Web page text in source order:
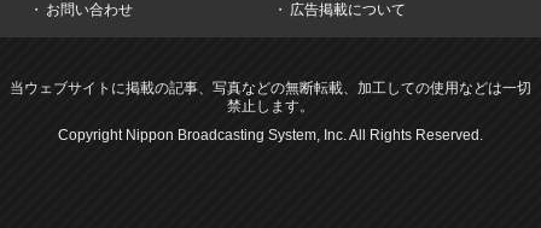
お問い合わせ
広告掲載について
当ウェブサイトに掲載の記事、写真などの無断転載、加工しての使用などは一切
禁止します。
Copyright Nippon Broadcasting System, Inc. All Rights Reserved.